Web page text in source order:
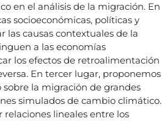
en el análisis de la migración. En
socioeconómicas, políticas y
las causas contextuales de la
a las economías
los efectos de retroalimentación
En tercer lugar, proponemos
la migración de grandes
simulados de cambio climático.
lineales entre los